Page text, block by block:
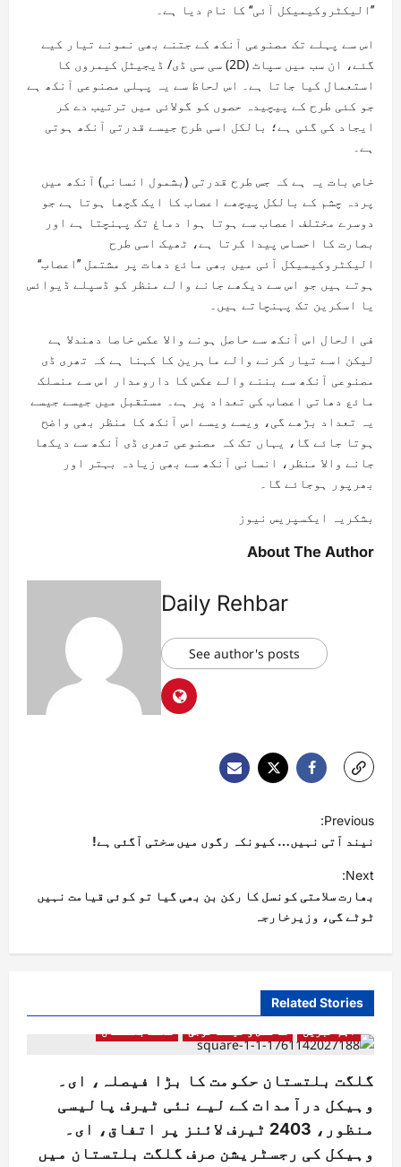
’’الیکٹروکیمیکل آئی‘‘ کا نام دیا ہے۔
اس سے پہلے تک مصنوعی آنکھ کے جتنے بھی نمونے تیار کیے
گئے، ان سب میں سپاٹ (2D) سی سی ڈی/ ڈیجیٹل کیمروں کا
استعمال کیا جاتا ہے۔ اس لحاظ سے یہ پہلی مصنوعی آنکھ ہے
جو کئی طرح کے پیچیدہ حصوں کو گولائی میں ترتیب دے کر
ایجاد کی گئی ہے؛ بالکل اسی طرح جیسے قدرتی آنکھ ہوتی
ہے۔
خاص بات یہ ہے کہ جس طرح قدرتی (بشمول انسانی) آنکھ میں
پردہ چشم کے بالکل پیچھے اعصاب کا ایک گچھا ہوتا ہے جو
دوسرے مختلف اعصاب سے ہوتا ہوا دماغ تک پہنچتا ہے اور
بصارت کا احساس پیدا کرتا ہے، ٹھیک اسی طرح
الیکٹروکیمیکل آئی میں بھی مائع دھات پر مشتمل ’’اعصاب‘‘
ہوتے ہیں جو اس سے دیکھے جانے والے منظر کو ڈسپلے ڈیوائس
یا اسکرین تک پہنچاتے ہیں۔
فی الحال اس آنکھ سے حاصل ہونے والا عکس خاصا دھندلا ہے
لیکن اسے تیار کرنے والے ماہرین کا کہنا ہے کہ تھری ڈی
مصنوعی آنکھ سے بننے والے عکس کا دارومدار اس سے منسلک
مائع دھاتی اعصاب کی تعداد پر ہے۔ مستقبل میں جیسے جیسے
یہ تعداد بڑھے گی، ویسے ویسے اس آنکھ کا منظر بھی واضح
ہوتا جائے گا، یہاں تک کہ مصنوعی تھری ڈی آنکھ سے دیکھا
جانے والا منظر، انسانی آنکھ سے بھی زیادہ بہتر اور
بھرپور ہوجائے گا۔
بشکریہ ایکسپریس نیوز
About The Author
Daily Rehbar
See author's posts
Previous:
نیند آتی نہیں… کیونکہ رگوں میں سختی آگئی ہے!
Next:
بھارت سلامتی کونسل کا رکن بن بھی گیا تو کوئی قیامت نہیں
ٹوٹے گی، وزیرخارجہ
Related Stories
اہم خبریں
سائنس و ٹیکنالوجی گلگت بلتستان
گلگت بلتستان حکومت کا بڑا فیصلہ، ای۔
وہیکل درآمدات کے لیے نئی ٹیرف پالیسی
منظور، 2403 ٹیرف لائنز پر اتفاق، ای۔
وہیکل کی رجسٹریشن صرف گلگت بلتستان میں